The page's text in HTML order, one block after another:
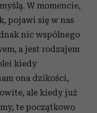
W momencie,
pojawi się w nas
nic wspólnego
a jest rodzajem
kiedy
ona dzikości,
ale kiedy już
te początkowo